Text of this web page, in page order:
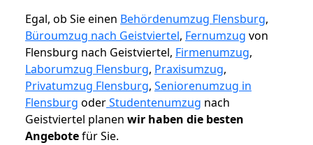
Egal, ob Sie einen Behördenumzug Flensburg,
Büroumzug nach Geistviertel, Fernumzug von
Flensburg nach Geistviertel, Firmenumzug,
Laborumzug Flensburg, Praxisumzug,
Privatumzug Flensburg, Seniorenumzug in
Flensburg oderStudentenumzug nach
Geistviertel planen wir haben die besten
Angebotefür Sie.